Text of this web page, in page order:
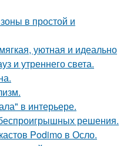
в простой и
уютная и идеально
и утреннего света.
в интерьере.
решения.
Podimo в Осло.